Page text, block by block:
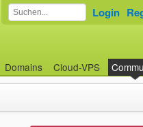
Domains Cloud-VPS
Login